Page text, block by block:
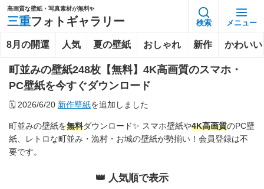
高画質な壁紙・写真素材が無料✨️
三重フォトギャラリー 検索 メニュー
8月の開運 人気 夏の壁紙 おしゃれ 新作 かわいい
町並みの壁紙248枚【無料】4K高画質のスマホ・
PC壁紙を今すぐダウンロード
🗓️ 2026/6/20 新作壁紙を追加しました
町並みの壁紙を無料ダウンロード✨ スマホ壁紙や4K高画質のPC壁
紙、レトロな町並み・漁村・お城の壁紙が勢揃い！会員登録は不
要です。
👑 人気順で表示